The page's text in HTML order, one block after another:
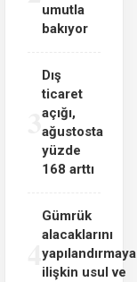
umutla
bakıyor
3
Dış
ticaret
açığı,
ağustosta
yüzde
168 arttı
4
Gümrük
alacaklarını
yapılandırmaya
ilişkin usul ve